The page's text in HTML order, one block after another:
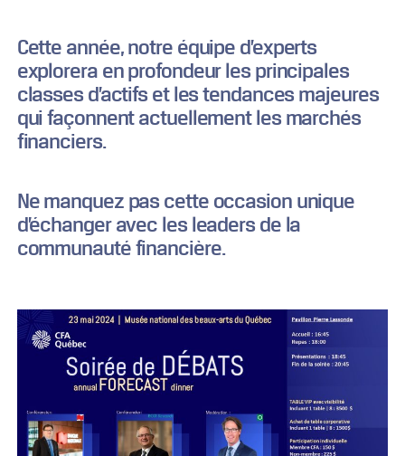
Cette année, notre équipe d’experts
explorera en profondeur les principales
classes d’actifs et les tendances majeures
qui façonnent actuellement les marchés
financiers.
Ne manquez pas cette occasion unique
d’échanger avec les leaders de la
communauté financière.